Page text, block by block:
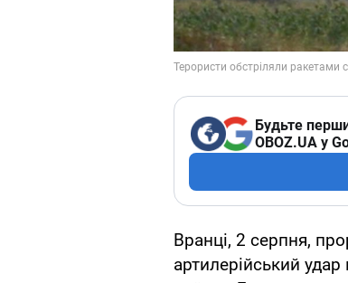
Будьте
OBOZ.UA у
Вранці, 2 серпня,
артилерійський